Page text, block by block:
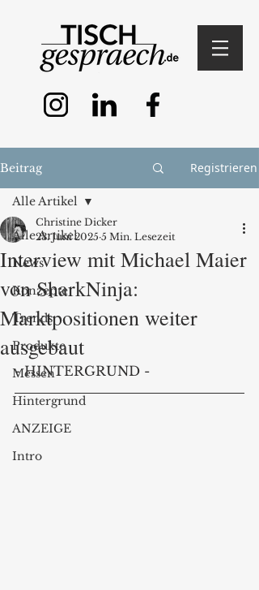
Beitrag Registrieren
Alle Artikel
News
Konzepte
Trends
Produkte
Messen
Hintergrund
ANZEIGE
Intro
Alle Artikel
Interview mit Michael Maier
von SharkNinja:
Marktpositionen weiter
ausgebaut
Christine Dicker
23. Juni 2025 5 Min. Lesezeit
- HINTERGRUND -